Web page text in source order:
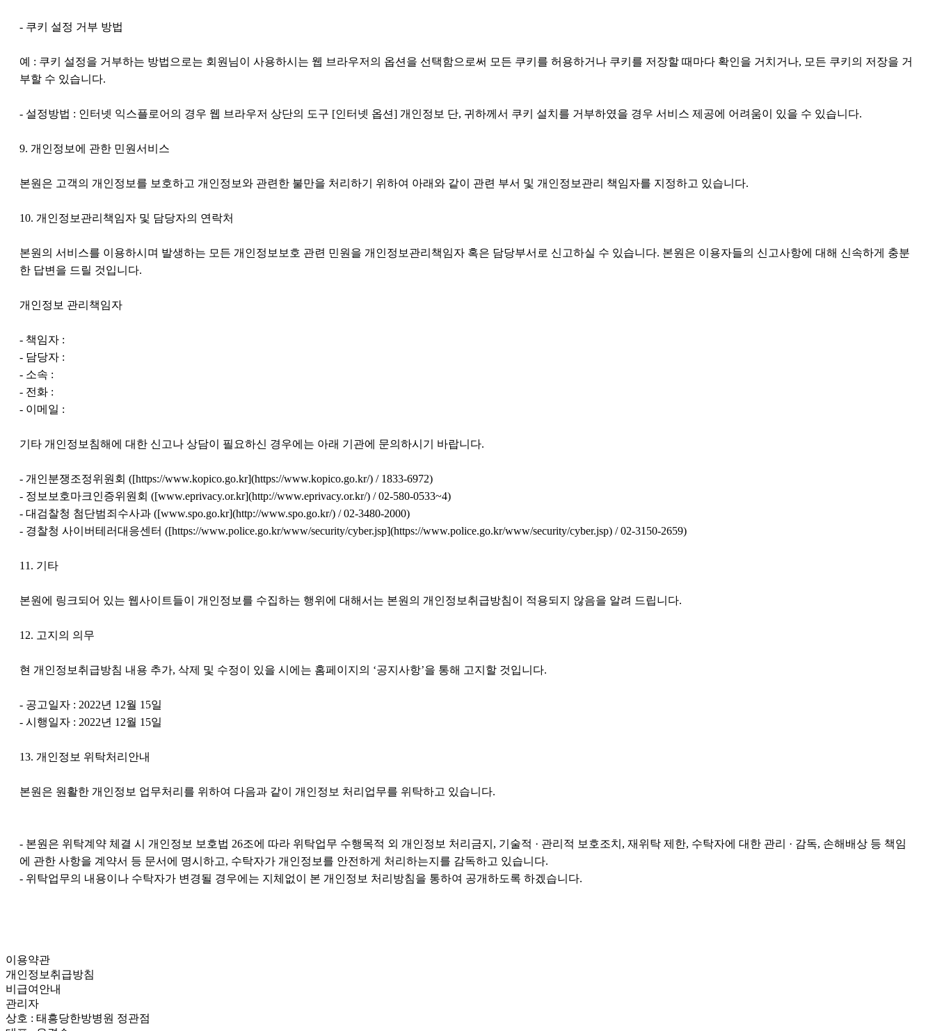
- 쿠키 설정 거부 방법
예 : 쿠키 설정을 거부하는 방법으로는 회원님이 사용하시는 웹 브라우저의 옵션을 선택함으로써 모든 쿠키를 허용하거나 쿠키를 저장할 때마다 확인을 거치거나, 모든 쿠키의 저장을 거
부할 수 있습니다.
- 설정방법 : 인터넷 익스플로어의 경우 웹 브라우저 상단의 도구 [인터넷 옵션] 개인정보 단, 귀하께서 쿠키 설치를 거부하였을 경우 서비스 제공에 어려움이 있을 수 있습니다.
9. 개인정보에 관한 민원서비스
본원은 고객의 개인정보를 보호하고 개인정보와 관련한 불만을 처리하기 위하여 아래와 같이 관련 부서 및 개인정보관리 책임자를 지정하고 있습니다.
10. 개인정보관리책임자 및 담당자의 연락처
본원의 서비스를 이용하시며 발생하는 모든 개인정보보호 관련 민원을 개인정보관리책임자 혹은 담당부서로 신고하실 수 있습니다. 본원은 이용자들의 신고사항에 대해 신속하게 충분
한 답변을 드릴 것입니다.
개인정보 관리책임자
- 책임자 :
- 담당자 :
- 소속 :
- 전화 :
- 이메일 :
기타 개인정보침해에 대한 신고나 상담이 필요하신 경우에는 아래 기관에 문의하시기 바랍니다.
- 개인분쟁조정위원회 ([https://www.kopico.go.kr](https://www.kopico.go.kr/) / 1833-6972)
- 정보보호마크인증위원회 ([www.eprivacy.or.kr](http://www.eprivacy.or.kr/) / 02-580-0533~4)
- 대검찰청 첨단범죄수사과 ([www.spo.go.kr](http://www.spo.go.kr/) / 02-3480-2000)
- 경찰청 사이버테러대응센터 ([https://www.police.go.kr/www/security/cyber.jsp](https://www.police.go.kr/www/security/cyber.jsp) / 02-3150-2659)
11. 기타
본원에 링크되어 있는 웹사이트들이 개인정보를 수집하는 행위에 대해서는 본원의 개인정보취급방침이 적용되지 않음을 알려 드립니다.
12. 고지의 의무
현 개인정보취급방침 내용 추가, 삭제 및 수정이 있을 시에는 홈페이지의 ‘공지사항’을 통해 고지할 것입니다.
- 공고일자 : 2022년 12월 15일
- 시행일자 : 2022년 12월 15일
13. 개인정보 위탁처리안내
본원은 원활한 개인정보 업무처리를 위하여 다음과 같이 개인정보 처리업무를 위탁하고 있습니다.
- 본원은 위탁계약 체결 시 개인정보 보호법 26조에 따라 위탁업무 수행목적 외 개인정보 처리금지, 기술적 · 관리적 보호조치, 재위탁 제한, 수탁자에 대한 관리 · 감독, 손해배상 등 책임
에 관한 사항을 계약서 등 문서에 명시하고, 수탁자가 개인정보를 안전하게 처리하는지를 감독하고 있습니다.
- 위탁업무의 내용이나 수탁자가 변경될 경우에는 지체없이 본 개인정보 처리방침을 통하여 공개하도록 하겠습니다.​
이용약관
개인정보취급방침
비급여안내
관리자
상호 : 태흥당한방병원 정관점